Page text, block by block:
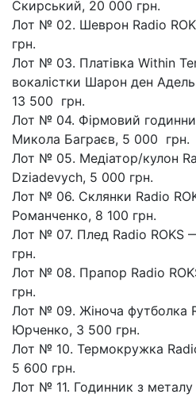
Скирський, 20 000 грн.
Лот № 02. Шеврон Radio
грн.
Лот № 03. Платівка Within
вокалістки Шарон ден
13 500 грн.
Лот № 04. Фірмовий
Микола Баграєв, 5 000 грн.
Лот № 05. Медіатор/кулон
Dziadevych, 5 000 грн.
Лот № 06. Склянки Radio
Романченко, 8 100 грн.
Лот № 07. Плед Radio ROKS
грн.
Лот № 08. Прапор Radio
грн.
Лот № 09. Жіноча футболка
Юрченко, 3 500 грн.
Лот № 10. Термокружка
5 600 грн.
Лот № 11. Годинник з